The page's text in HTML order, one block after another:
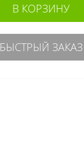
В КОРЗИНУ
БЫСТРЫЙ ЗАКАЗ